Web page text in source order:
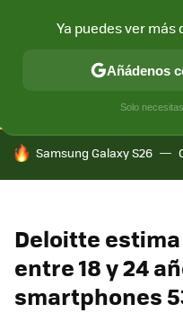
CONECTIVIDAD MÓVIL Y
HOY SE HABLA DE
Samsung Galaxy S26
Deloitte
entre 18 y 24
smartphones
Ya puedes ver más
Añádenos
Solo